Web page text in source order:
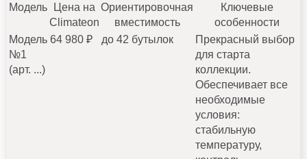
Модель
Цена на
Climateon
Ориентировочная
вместимость
Ключевые
особенности
Модель
№1
(арт. ...)
64 980 ₽ до 42 бутылок
Прекрасный выбор
для старта
коллекции.
Обеспечивает все
необходимые
условия:
стабильную
температуру,